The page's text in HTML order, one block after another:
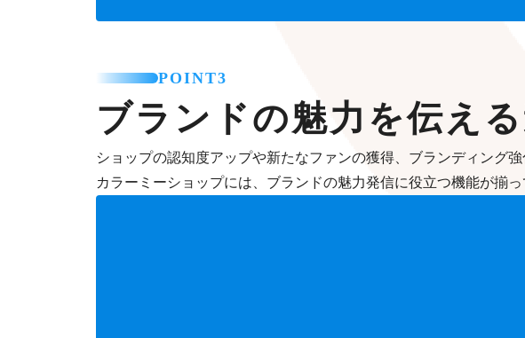
POINT3
ブランドの魅力を伝え
ショップの認知度アップや新たなファンの獲得、ブランディング
カラーミーショップには、ブランドの魅力発信に役立つ機能が揃っ